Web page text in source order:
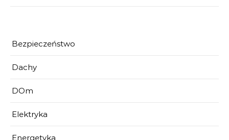
Bezpieczeństwo
Dachy
DOm
Elektryka
Energetyka